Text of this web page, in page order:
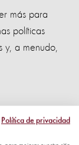
más para
políticas
y, a menudo,
están
para
Política de privacidad